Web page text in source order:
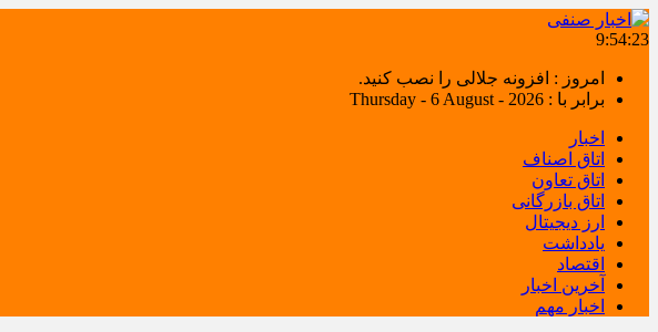
9:54:24
امروز : افزونه جلالی را نصب کنید.
برابر با : Thursday - 6 August - 2026
اخبار
اتاق اصناف
اتاق تعاون
اتاق بازرگانی
ارز دیجیتال
یادداشت
اقتصاد
آخرین اخبار
اخبار مهم